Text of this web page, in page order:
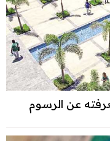
عن الرسوم